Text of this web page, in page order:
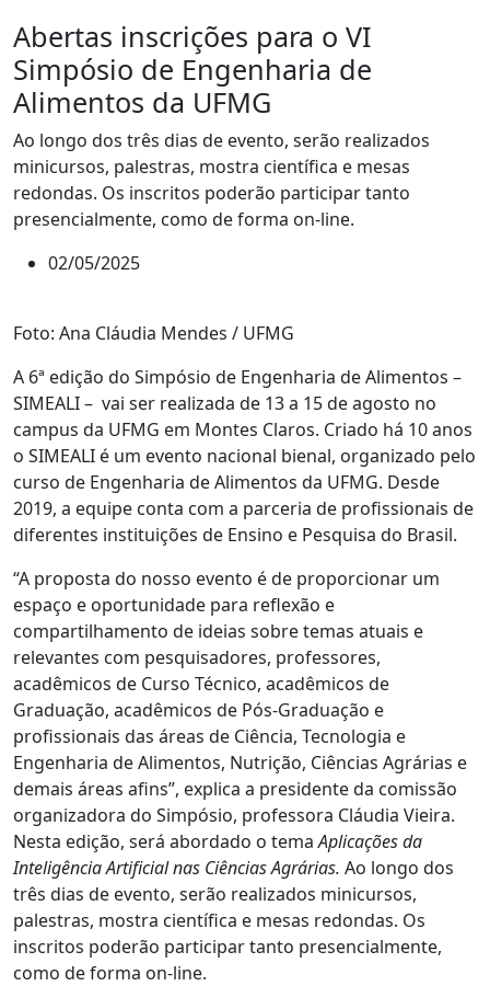
Abertas inscrições para o VI
Simpósio de Engenharia de
Alimentos da UFMG
Ao longo dos três dias de evento, serão realizados
minicursos, palestras, mostra científica e mesas
redondas. Os inscritos poderão participar tanto
presencialmente, como de forma on-line.
02/05/2025
Foto: Ana Cláudia Mendes / UFMG
A 6ª edição do Simpósio de Engenharia de Alimentos –
SIMEALI – vai ser realizada de 13 a 15 de agosto no
campus da UFMG em Montes Claros. Criado há 10 anos
o SIMEALI é um evento nacional bienal, organizado pelo
curso de Engenharia de Alimentos da UFMG. Desde
2019, a equipe conta com a parceria de profissionais de
diferentes instituições de Ensino e Pesquisa do Brasil.
“A proposta do nosso evento é de proporcionar um
espaço e oportunidade para reflexão e
compartilhamento de ideias sobre temas atuais e
relevantes com pesquisadores, professores,
acadêmicos de Curso Técnico, acadêmicos de
Graduação, acadêmicos de Pós-Graduação e
profissionais das áreas de Ciência, Tecnologia e
Engenharia de Alimentos, Nutrição, Ciências Agrárias e
demais áreas afins”, explica a presidente da comissão
organizadora do Simpósio, professora Cláudia Vieira.
Nesta edição, será abordado o temaAplicações da
Inteligência Artificial nas Ciências Agrárias. Ao longo dos
três dias de evento, serão realizados minicursos,
palestras, mostra científica e mesas redondas. Os
inscritos poderão participar tanto presencialmente,
como de forma on-line.